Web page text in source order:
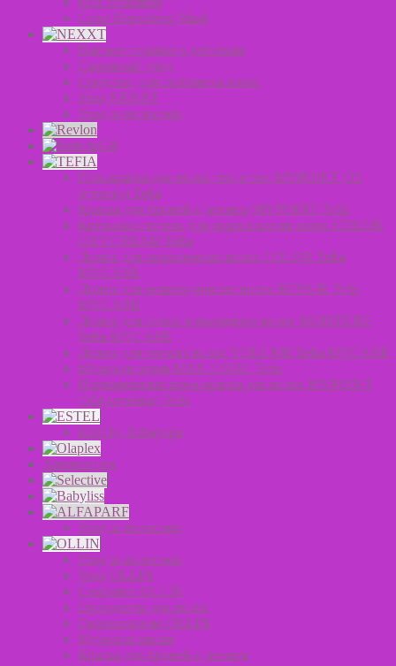
Color Depositing Mask
Пигмент прямого действия
Салонный уход
Средства для стайлинга волос
Уход NEXXT
Уход за волосами
Гель-краска для волос тон в тон MYPOINT (33
оттенка) Tefia
Краска для бровей и ресниц MYPOINT Tefia
Крем-окислитель для окрашивания волос COLOR
OXYCREAM Tefia
Линия для окрашенных волос COLOR Tefia
MYCARE
Линия для поврежденных волос REPAIR Tefia
MYCARE
Линия для сухих и вьющихся волос MOISTURE
Tefia MYCARE
Линия для тонких волос VOLUME Tefia MYCARE
Мужская серия MAN.CODE Tefia
Перманентная крем-краска для волос MYPOINT
(104 оттенка) Tefia
Estel by Babayaga
Антисептик
Уход за волосами
Уход за волосами
Уход OLLIN
Стайлинг OLLIN
Оксиданты для волос
Окрашивание OLLIN
Мужская линия
Краска для бровей и ресниц